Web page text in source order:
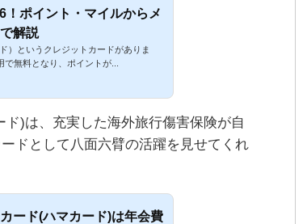
！ポイント・マイルからメ
解説
）というクレジットカードがありま
無料となり、ポイントが...
)は、充実した海外旅行傷害保険が自
ドとして八面六臂の活躍を見せてくれ
ード(ハマカード)は年会費